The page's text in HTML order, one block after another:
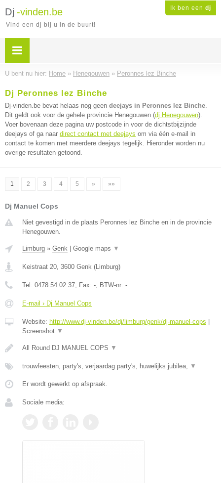
Ik ben een dj
Dj -vinden.be
Vind een dj bij u in de buurt!
U bent nu hier: Home » Henegouwen » Peronnes lez Binche
Dj Peronnes lez Binche
Dj-vinden.be bevat helaas nog geen deejays in Peronnes lez Binche.
Dit geldt ook voor de gehele provincie Henegouwen (dj Henegouwen).
Voer bovenaan deze pagina uw postcode in voor de dichtstbijzijnde
deejays of ga naar direct contact met deejays om via één e-mail in
contact te komen met meerdere deejays tegelijk. Hieronder worden nu
overige resultaten getoond.
1 2 3 4 5 » »»
Dj Manuel Cops
Niet gevestigd in de plaats Peronnes lez Binche en in de provincie
Henegouwen.
Limburg » Genk Google maps ▼
Keistraat 20, 3600 Genk (Limburg)
Tel: 0478 54 02 37, Fax: -, BTW-nr: -
E-mail › Dj Manuel Cops
Website: http://www.dj-vinden.be/dj/limburg/genk/dj-manuel-cops
Screenshot ▼
All Round DJ MANUEL COPS ▼
trouwfeesten, party's, verjaardag party's, huwelijks jubilea, ▼
Er wordt gewerkt op afspraak.
Sociale media: